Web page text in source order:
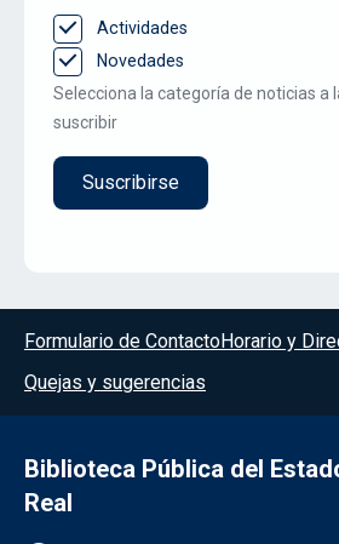
Actividades
Novedades
Selecciona la categoría de noticias a
suscribir
Menú del pie
Formulario de ContactoHorario y
Quejas y sugerencias
Biblioteca Pública del
Real